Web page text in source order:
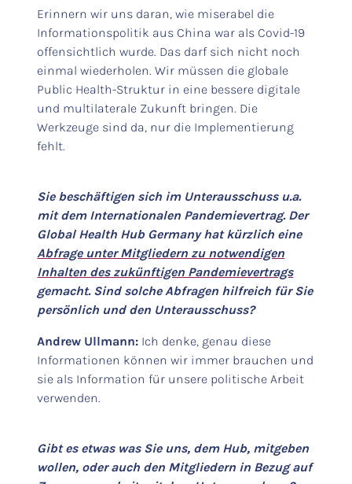
Erinnern wir uns daran, wie miserabel die
Informationspolitik aus China war als Covid-19
offensichtlich wurde. Das darf sich nicht noch
einmal wiederholen. Wir müssen die globale
Public Health-Struktur in eine bessere digitale
und multilaterale Zukunft bringen. Die
Werkzeuge sind da, nur die Implementierung
fehlt.
Sie beschäftigen sich im Unterausschuss u.a.
mit dem Internationalen Pandemievertrag. Der
Global Health Hub Germany hat kürzlich eine
Abfrage unter Mitgliedern zu notwendigen
Inhalten des zukünftigen Pandemievertrags
gemacht. Sind solche Abfragen hilfreich für Sie
persönlich und den Unterausschuss?
Andrew Ullmann: Ich denke, genau diese
Informationen können wir immer brauchen und
sie als Information für unsere politische Arbeit
verwenden.
Gibt es etwas was Sie uns, dem Hub, mitgeben
wollen, oder auch den Mitgliedern in Bezug auf